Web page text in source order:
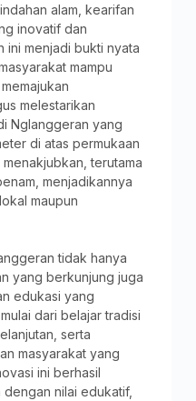
alam, kearifan
inovatif dan
ini menjadi bukti nyata
mampu
melestarikan
Nglanggeran yang
di atas permukaan
terutama
menjadikannya
maupun
tidak hanya
yang berkunjung juga
edukasi yang
dari belajar tradisi
serta
masyarakat yang
ini berhasil
nilai edukatif,